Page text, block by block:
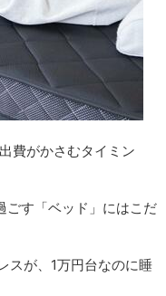
費がかさむタイミン
ごす「ベッド」にはこだ
スが、1万円台なのに睡